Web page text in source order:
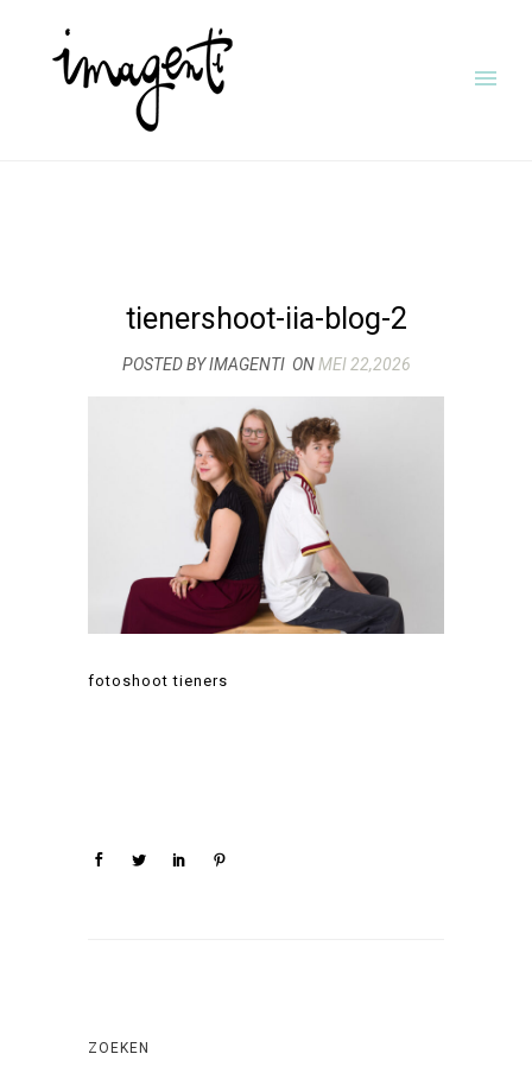
tienershoot-iia-blog-2
POSTED BY IMAGENTI ONMEI 22,2026
fotoshoot tieners
ZOEKEN